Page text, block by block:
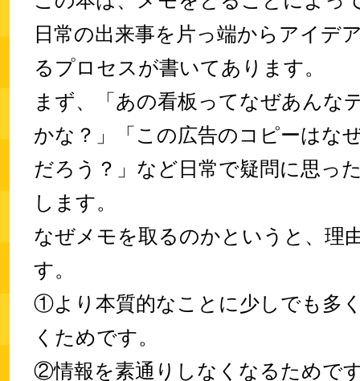
日常の出来事を片っ端からアイデ
るプロセスが書いてあります。
まず、「あの看板ってなぜあんな
かな？」「この広告のコピーはな
だろう？」など日常で疑問に思っ
します。
なぜメモを取るのかというと、理
す。
①より本質的なことに少しでも多
くためです。
②情報を素通りしなくなるためで